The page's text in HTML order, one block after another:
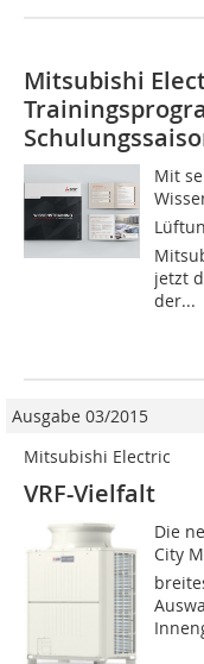
Mitsubishi
Mit
jetzt
der...
Ausgabe 03/2015
Mitsubishi Electric
VRF-Vielfalt
Die
City